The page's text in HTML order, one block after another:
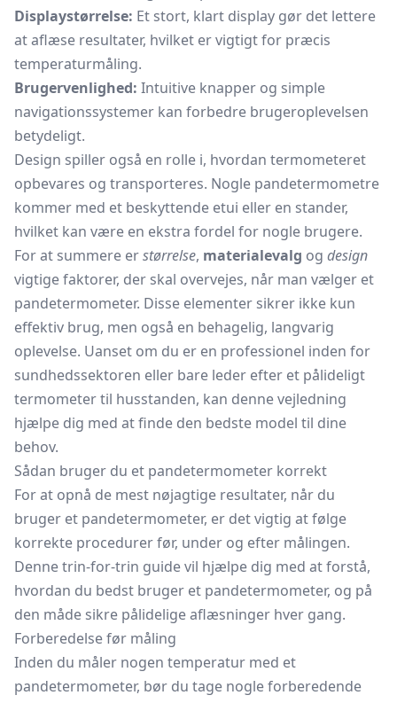
Displaystørrelse: Et stort, klart display gør det lettere
at aflæse resultater, hvilket er vigtigt for præcis
temperaturmåling.
Brugervenlighed: Intuitive knapper og simple
navigationssystemer kan forbedre brugeroplevelsen
betydeligt.
Design spiller også en rolle i, hvordan termometeret
opbevares og transporteres. Nogle pandetermometre
kommer med et beskyttende etui eller en stander,
hvilket kan være en ekstra fordel for nogle brugere.
For at summere erstørrelse, materialevalg og design
vigtige faktorer, der skal overvejes, når man vælger et
pandetermometer. Disse elementer sikrer ikke kun
effektiv brug, men også en behagelig, langvarig
oplevelse. Uanset om du er en professionel inden for
sundhedssektoren eller bare leder efter et pålideligt
termometer til husstanden, kan denne vejledning
hjælpe dig med at finde den bedste model til dine
behov.
Sådan bruger du et pandetermometer korrekt
For at opnå de mest nøjagtige resultater, når du
bruger et pandetermometer, er det vigtig at følge
korrekte procedurer før, under og efter målingen.
Denne trin-for-trin guide vil hjælpe dig med at forstå,
hvordan du bedst bruger et pandetermometer, og på
den måde sikre pålidelige aflæsninger hver gang.
Forberedelse før måling
Inden du måler nogen temperatur med et
pandetermometer, bør du tage nogle forberedende